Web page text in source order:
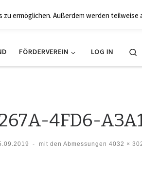
LogV
FÖRDERVEREIN LOG IN
4FD6-
- mit den Abmessungen 4032 ×
ermöglichen. Außerdem werden